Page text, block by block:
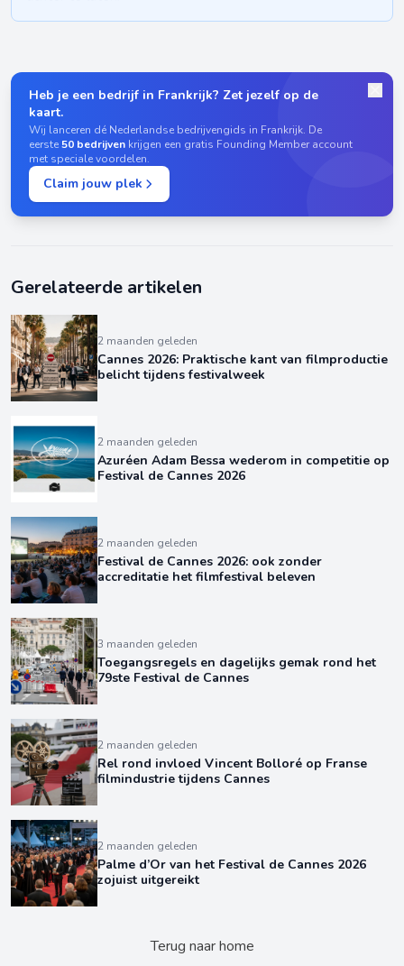
Heb je een bedrijf in Frankrijk? Zet jezelf op de
kaart.
Wij lanceren dé Nederlandse bedrijvengids in Frankrijk. De
eerste50 bedrijven krijgen een gratis Founding Member account
met speciale voordelen.
Claim jouw plek
Gerelateerde artikelen
2 maanden geleden
Cannes 2026: Praktische kant van filmproductie
belicht tijdens festivalweek
2 maanden geleden
Azuréen Adam Bessa wederom in competitie op
Festival de Cannes 2026
2 maanden geleden
Festival de Cannes 2026: ook zonder
accreditatie het filmfestival beleven
3 maanden geleden
Toegangsregels en dagelijks gemak rond het
79ste Festival de Cannes
2 maanden geleden
Rel rond invloed Vincent Bolloré op Franse
filmindustrie tijdens Cannes
2 maanden geleden
Palme d’Or van het Festival de Cannes 2026
zojuist uitgereikt
Terug naar home